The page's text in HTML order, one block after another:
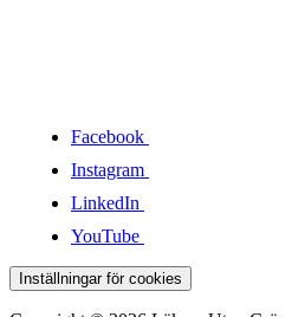
Facebook
Instagram
LinkedIn
YouTube
Inställningar för cookies